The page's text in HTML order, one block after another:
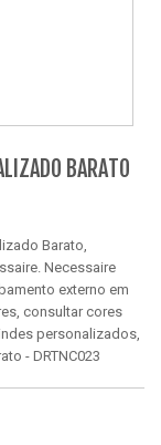
BARATO
Barato,
Necessaire
externo em
consultar cores
personalizados,
- DRTNC023